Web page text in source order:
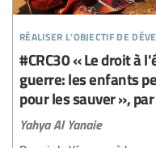
réaliser l’objectif de
#CRC30 « Le droit à
guerre: les enfants
pour les sauver »,
Yahya Al Yanaie